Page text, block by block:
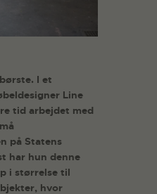
I et
Line
tid arbejdet med
på Statens
har hun denne
i størrelse til
hvor